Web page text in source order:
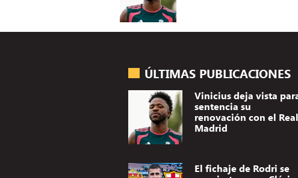
ÚLTIMAS PUBLICACIONES
Vinicius deja vista
sentencia su
renovación con el Real
Madrid
El fichaje de Rodri se